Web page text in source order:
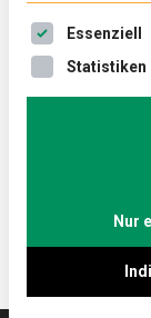
8. April 2022
Ostern, das
christliche
jeder
sondern auch
Es folgt eine
Essenziell
Statistiken
Nur